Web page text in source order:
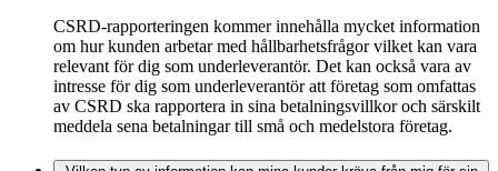
CSRD-rapporteringen kommer innehålla mycket information
om hur kunden arbetar med hållbarhetsfrågor vilket kan vara
relevant för dig som underleverantör. Det kan också vara av
intresse för dig som underleverantör att företag som omfattas
av CSRD ska rapportera in sina betalningsvillkor och särskilt
meddela sena betalningar till små och medelstora företag.